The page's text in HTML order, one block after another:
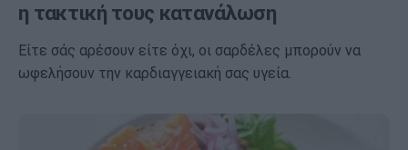
η τακτική τους κατανάλωση
Είτε σάς αρέσουν είτε όχι, οι σαρδέλες μπορούν να
ωφελήσουν την καρδιαγγειακή σας υγεία.